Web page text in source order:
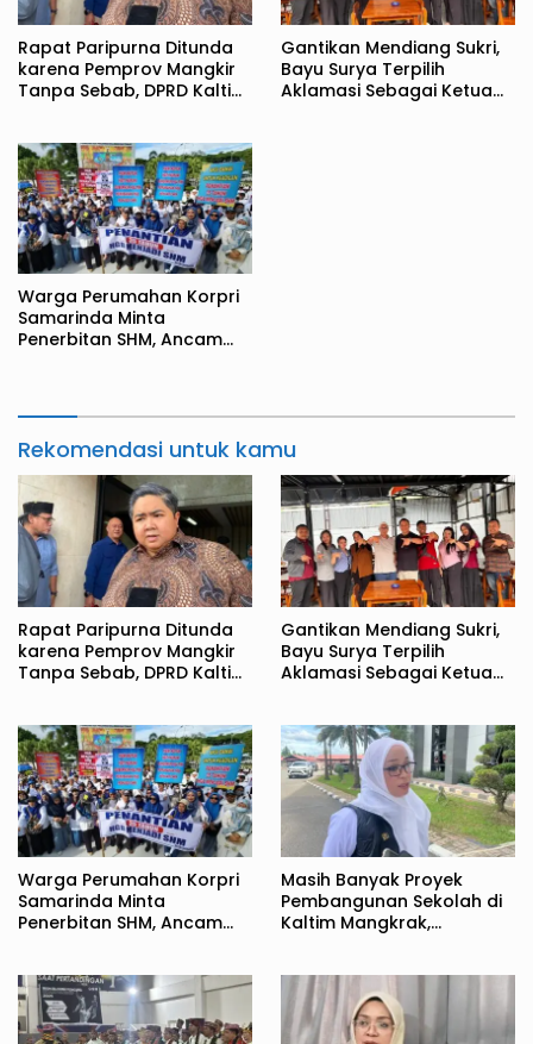
Rapat Paripurna Ditunda
karena Pemprov Mangkir
Tanpa Sebab, DPRD Kaltim
Gantikan Mendiang Sukri,
Bayu Surya Terpilih
Aklamasi Sebagai Ketua
Warga Perumahan Korpri
Samarinda Minta
Penerbitan SHM, Ancam
Rekomendasi untuk kamu
Rapat Paripurna Ditunda
karena Pemprov Mangkir
Tanpa Sebab, DPRD Kaltim
Gantikan Mendiang Sukri,
Bayu Surya Terpilih
Aklamasi Sebagai Ketua
Warga Perumahan Korpri
Samarinda Minta
Penerbitan SHM, Ancam
Masih Banyak Proyek
Pembangunan Sekolah di
Kaltim Mangkrak,